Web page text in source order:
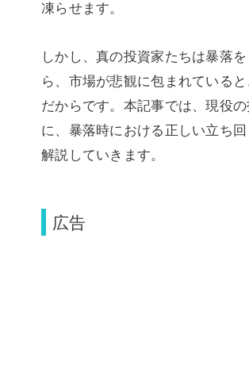
凍らせます。
しかし、真の投資家たちは暴落
ら、市場が悲観に包まれている
だからです。本記事では、現役
に、暴落時における正しい立ち
解説していきます。
広告